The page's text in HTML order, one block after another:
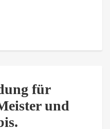
für
und